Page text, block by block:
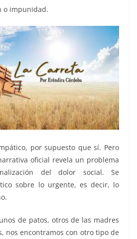
o impunidad.
por supuesto que sí. Pero
oficial revela un problema
del dolor social. Se
sobre lo urgente, es decir, lo
de patos, otros de las madres
nos encontramos con otro tipo de